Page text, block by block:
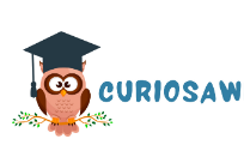
contenido